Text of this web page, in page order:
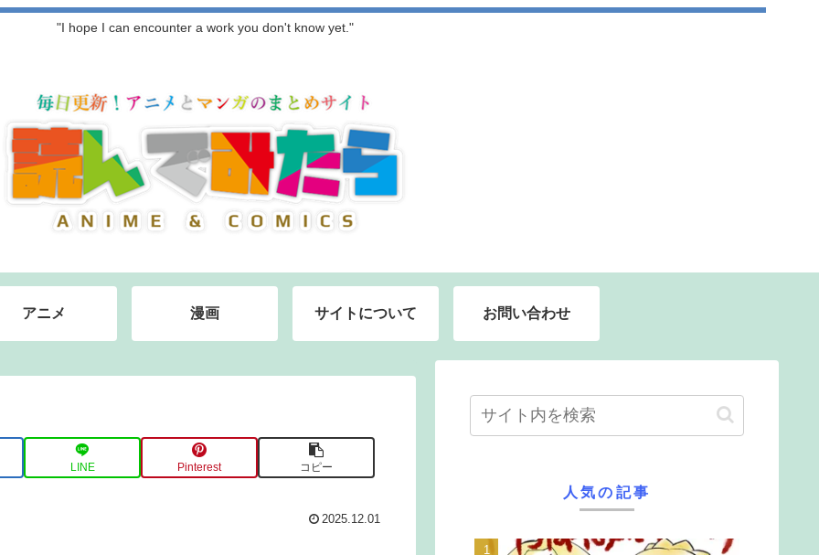
"I hope I can encounter a work you don't know yet."
アニメ 漫画 サイトについて お問い合わせ
LINE Pinterest コピー
2025.12.01
人気の記事